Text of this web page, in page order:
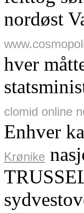
nordøst
hver
clomid online
Enhver
Krønike